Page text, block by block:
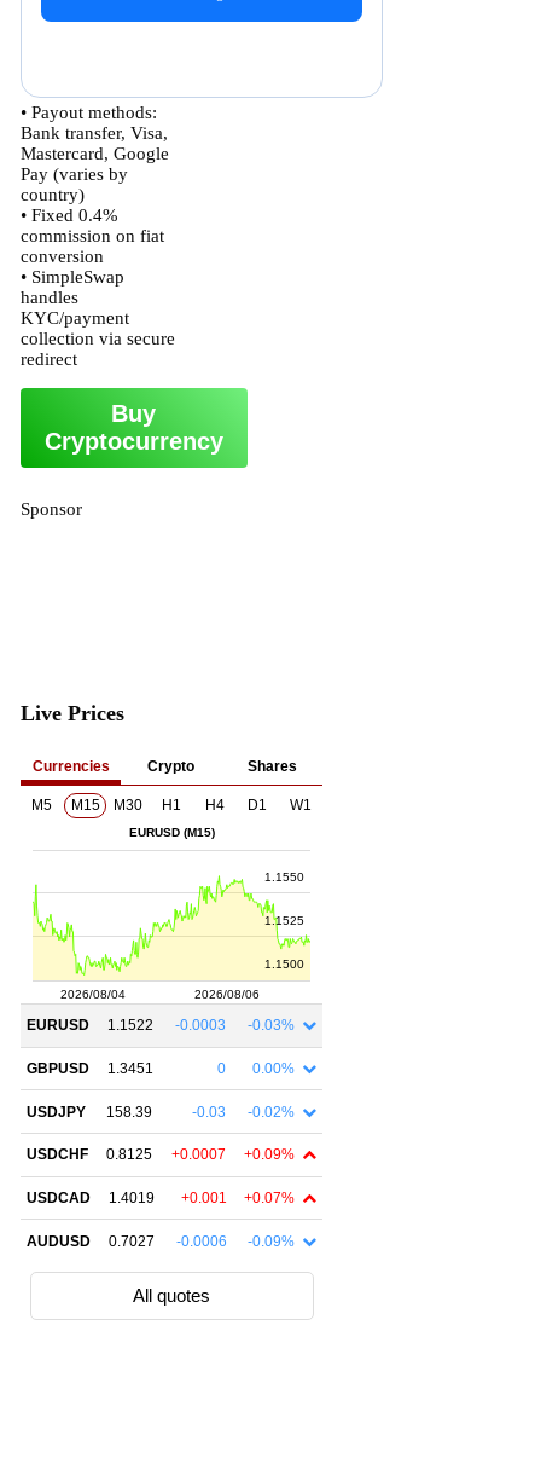
• Payout methods:
Bank transfer, Visa,
Mastercard, Google
Pay (varies by
country)
• Fixed 0.4%
commission on fiat
conversion
• SimpleSwap
handles
KYC/payment
collection via secure
redirect
Buy
Cryptocurrency
Sponsor
Live Prices